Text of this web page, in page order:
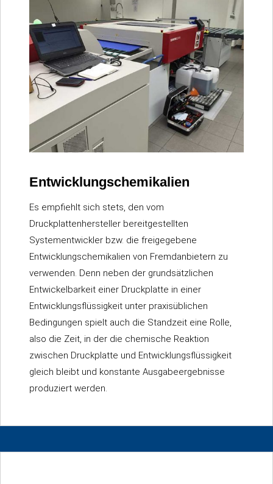
Entwicklungschemikalien
Es empfiehlt sich stets, den vom
Druckplattenhersteller bereitgestellten
Systementwickler bzw. die freigegebene
Entwicklungschemikalien von Fremdanbietern zu
verwenden. Denn neben der grundsätzlichen
Entwickelbarkeit einer Druckplatte in einer
Entwicklungsflüssigkeit unter praxisüblichen
Bedingungen spielt auch die Standzeit eine Rolle,
also die Zeit, in der die chemische Reaktion
zwischen Druckplatte und Entwicklungsflüssigkeit
gleich bleibt und konstante Ausgabeergebnisse
produziert werden.